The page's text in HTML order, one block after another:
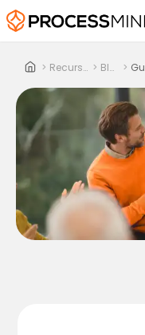
> Recursos > Blog >